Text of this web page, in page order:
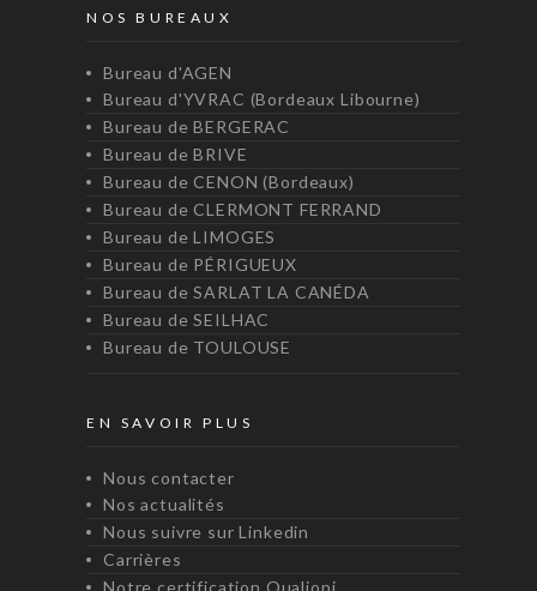
NOS BUREAUX
Bureau d'AGEN
Bureau d'YVRAC (Bordeaux Libourne)
Bureau de BERGERAC
Bureau de BRIVE
Bureau de CENON (Bordeaux)
Bureau de CLERMONT FERRAND
Bureau de LIMOGES
Bureau de PÉRIGUEUX
Bureau de SARLAT LA CANÉDA
Bureau de SEILHAC
Bureau de TOULOUSE
EN SAVOIR PLUS
Nous contacter
Nos actualités
Nous suivre sur Linkedin
Carrières
Notre certification Qualiopi